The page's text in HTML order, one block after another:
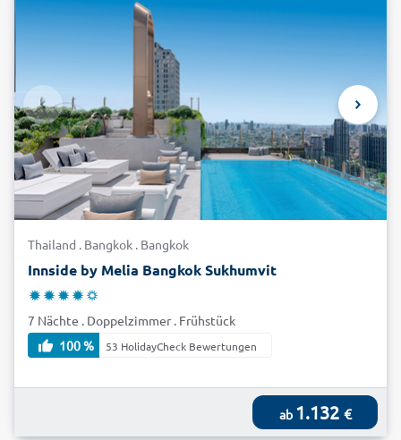
Thailand . Bangkok . Bangkok
Innside by Melia Bangkok Sukhumvit
7 Nächte . Doppelzimmer . Frühstück
100 %
53 HolidayCheck Bewertungen
ab 1.132 €